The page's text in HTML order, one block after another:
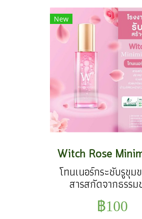
New
โทนเนอร์กระชับรูขุ
สารสกัดจากธรร
ปราศจากแอลกอฮ
กระชับรูขุมขนและ
฿100